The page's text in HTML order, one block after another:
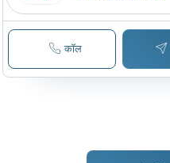
कॉल